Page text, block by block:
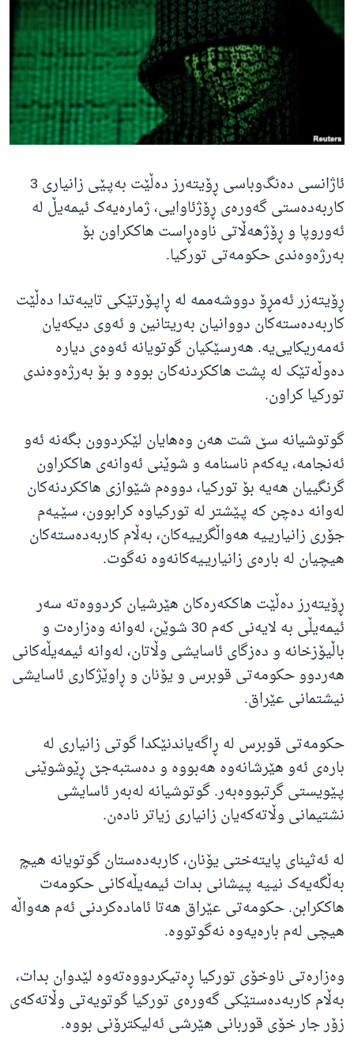
ژیان لە فەرهەنگدا
Learning English
FOLLOW US
زمانه‌کان
ئاژانسی دەنگ‌وباسی ڕۆیتەرز دەڵێت بەپـێی زانیاری 3
کاربەدەستی گەورەی ڕۆژئاوایی، ژمارەیەک ئیمەیڵ لە
ئەوروپا و ڕۆژهەڵاتی ناوەڕاست هاککراون بۆ
بەرژەوەندی حکومەتی تورکیا.
ڕۆیتەزر ئەمڕۆ دووشەممە لە ڕاپـۆرتێکی تایبەتدا دەڵێت
کاربەدەستەکان دووانیان بەریتانین و ئەوی دیکەیان
ئەمەریکایی‌یە. هەرسێکیان گوتویانە ئەوەی دیارە
دەوڵەتێک لە پشت هاککردنەکان بووە و بۆ بەرژەوەندی
تورکیا کراون.
گوتوشیانە سێ شت هەن وەهایان لێکردوون بگەنە ئەو
ئەنجامە، یەکەم ناسنامە و شوێنی ئەوانەی هاککراون
گرنگییان هەیە بۆ تورکیا، دووەم شێوازی هاککردنەکان
لەوانە دەچن کە پـێشتر لە تورکیاوە کرابوون، سێـیەم
جۆری زانیاریـیە هەواڵگریـیەکان، بەڵام کاربەدەستەکان
هیچیان لە بارەی زانیاریـیەکانەوە نەگوت.
ڕۆیتەرز دەڵێت هاککەرەکان هێرشیان کردووەتە سەر
ئیمەیڵی بە لایەنی کەم 30 شوێن، لەوانە وەزارەت و
باڵیۆزخانە و دەزگای ئاسایشی وڵاتان، لەوانە ئیمەیڵەکانی
هەردوو حکومەتی قوبرس و یۆنان و ڕاوێژکاری ئاسایشی
نیشتمانی عێراق.
حکومەتی قوبرس لە ڕاگەیاندنێکدا گوتی زانیاری لە
بارەی ئەو هێرشانەوە هەبووە و دەستبەجێ ڕێوشوێنی
پـێویستی گرتبووەبەر. گوتوشیانە لەبەر ئاسایشی
نشتیمانی وڵاتەکەیان زانیاری زیاتر نادەن.
لە ئەثینای پایتەختی یۆنان، کاربەدەستان گوتویانە هیچ
بەڵگەیەک نیـیە پـیشانی بدات ئیمەیڵەکانی حکومەت
هاککرابن. حکومەتی عێراق هەتا ئامادەکردنی ئەم هەواڵە
هیچی لەم بارەیەوە نەگوتووە.
وەزارەتی ناوخۆی تورکیا ڕەتیکردووەتەوە لێدوان بدات،
بەڵام کاربەدەستێکی گەورەی تورکیا گوتویەتی وڵاتەکەی
زۆر جار خۆی قوربانی هێرشی ئەلیکترۆنی بووە.